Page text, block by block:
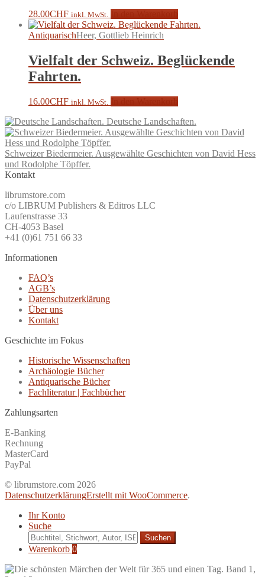
28.00CHF inkl. MwSt.
AntiquarischHeer, Gottlieb Heinrich
Vielfalt der Schweiz. Beglückende
Fahrten.
16.00CHF inkl. MwSt.
Deutsche Landschaften.
Schweizer Biedermeier. Ausgewählte Geschichten von David Hess
und Rodolphe Töpffer.
Kontakt
librumstore.com
c/o LIBRUM Publishers & Editros LLC
Laufenstrasse 33
CH-4053 Basel
+41 (0)61 751 66 33
Informationen
FAQ’s
AGB’s
Datenschutzerklärung
Über uns
Kontakt
Geschichte im Fokus
Historische Wissenschaften
Archäologie Bücher
Antiquarische Bücher
Fachliteratur | Fachbücher
Zahlungsarten
E-Banking
Rechnung
MasterCard
PayPal
© librumstore.com 2026
DatenschutzerklärungErstellt mit WooCommerce.
Ihr Konto
Suche
Suche
nach:
Warenkorb 0